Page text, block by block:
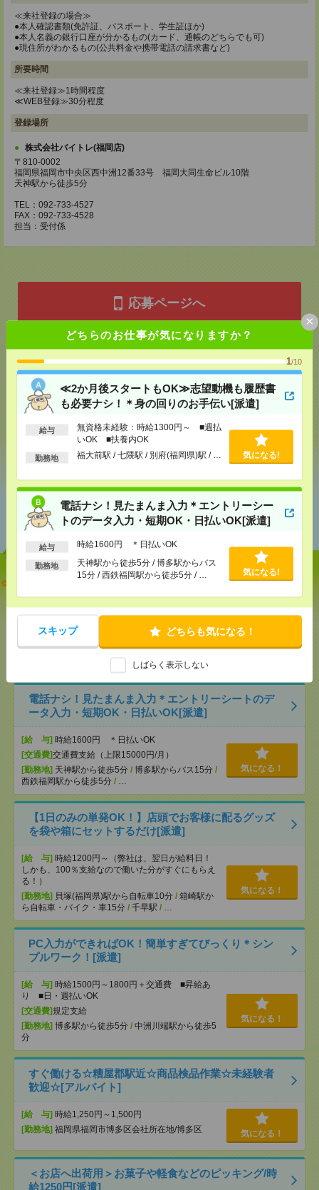
どちらのお仕事が気になりますか？
1/10
≪2か月後スタートもOK≫志望動機も履歴書
も必要ナシ！＊身の回りのお手伝い[派遣]
給与
無資格未経験：時給1300円～ ■週払
いOK ■扶養内OK
勤務地 福大前駅 / 七隈駅 / 別府(福岡県)駅 / … 気になる!
電話ナシ！見たまんま入力＊エントリーシー
トのデータ入力・短期OK・日払いOK[派遣]
給与 時給1600円 ＊日払いOK
勤務地
天神駅から徒歩5分 / 博多駅からバス
15分 / 西鉄福岡駅から徒歩5分 / …
気になる!
スキップ どちらも気になる！
しばらく表示しない
×
≪来社登録の場合≫
●本人確認書類(免許証、パスポート、学生証ほか)
●本人名義の銀行口座が分かるもの(カード、通帳のどちらでも可)
●現住所がわかるもの(公共料金や携帯電話の請求書など)
所要時間
≪来社登録≫1時間程度
≪WEB登録≫30分程度
登録場所
株式会社バイトレ(福岡店)
〒810-0002
福岡県福岡市中央区西中洲12番33号 福岡大同生命ビル10階
天神駅から徒歩5分
TEL：092-733-4527
FAX：092-733-4528
担当：受付係
応募ページへ
気になる！
メールで送る LINEで送る
ツイート ブックマーク
あなたの閲覧履歴からの
おすすめ
≪2か月後スタートもOK≫志望動機も履歴書も必要
ナシ！＊身の回りのお手伝い[派遣]
OK ■扶養内OK
[交通費]交通費全額支給
別府(福岡県)駅/ …
気になる！
電話ナシ！見たまんま入力＊エントリーシートのデ
ータ入力・短期OK・日払いOK[派遣]
[給 与] 時給1600円 ＊日払いOK
[交通費]交通費支給（上限15000円/月）
[勤務地] 天神駅から徒歩5分 / 博多駅からバス15分 /
西鉄福岡駅から徒歩5分 / …
気になる！
【1日のみの単発OK！】店頭でお客様に配るグッズ
を袋や箱にセットするだけ[派遣]
[給 与] 時給1200円～（弊社は、翌日が給料日！
しかも、100％支給なので働いた分がすぐにもらえ
る！）
[勤務地] 貝塚(福岡県)駅から自転車10分 / 箱崎駅か
ら自転車・バイク・車15分 / 千早駅 / …
気になる！
PC入力ができればOK！簡単すぎてびっくり＊シン
プルワーク！[派遣]
[給 与] 時給1500円～1800円＋交通費 ■昇給あ
り ■日・週払いOK
[交通費] 規定支給
[勤務地] 博多駅から徒歩5分 / 中洲川端駅から徒歩5
分
気になる！
すぐ働ける☆糟屋郡駅近☆商品検品作業☆未経験者
歓迎☆[アルバイト]
[給 与] 時給1,250円～1,500円
[勤務地] 福岡県福岡市博多区会社所在地/博多区 気になる！
＜お店へ出荷用＞お菓子や軽食などのピッキング/時
給1250円[派遣]